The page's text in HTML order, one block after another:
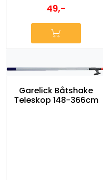
49,-
Garelick Båtshake
Teleskop 148-366cm